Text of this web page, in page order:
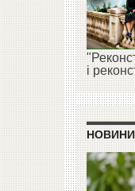
і
НОВИНИ